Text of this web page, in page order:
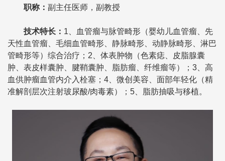
职称 ： 副主任医师，副教授
技术特长 ： 1、血管瘤与脉管畸形（婴幼儿血管瘤、先
天性血管瘤、毛细血管畸形、静脉畸形、动静脉畸形、淋巴
管畸形等）综合治疗；2、体表肿物（色素痣、皮脂腺囊
肿、表皮样囊肿、腱鞘囊肿、脂肪瘤、纤维瘤等）；3、高
血供肿瘤血管内介入栓塞；4、微创美容、面部年轻化（精
准解剖层次注射玻尿酸/肉毒素）；5、脂肪抽吸与移植。